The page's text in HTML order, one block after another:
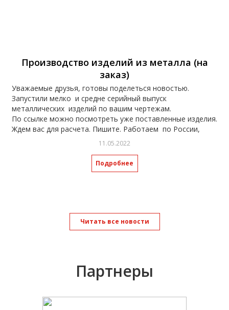
Производство изделий из металла (на
заказ)
Уважаемые друзья, готовы поделеться новостью.
Запустили мелко и средне серийный выпуск
металлических изделий по вашим чертежам.
По ссылке можно посмотреть уже поставленные изделия.
Ждем вас для расчета. Пишите. Работаем по России,
отправка транспортными компаниями.
proektirovanie-metalloizdeliy/
11.05.2022
Подробнее
Читать все новости
Партнеры